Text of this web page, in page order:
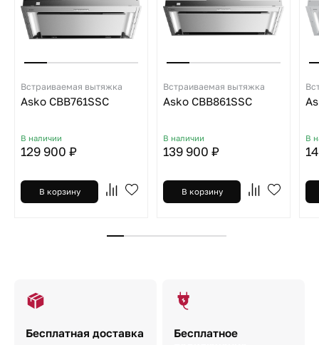
Встраиваемая вытяжка
Asko CBB761SSC
В наличии
129 900 ₽
В корзину
Встраиваемая вытяжка
Asko CBB861SSC
В наличии
139 900 ₽
В корзину
В
Бесплатная доставка
Бесплатное